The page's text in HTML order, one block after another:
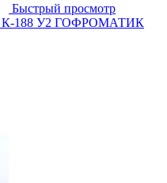
Быстрый просмотр
К-188 У2 ГОФРОМАТИК